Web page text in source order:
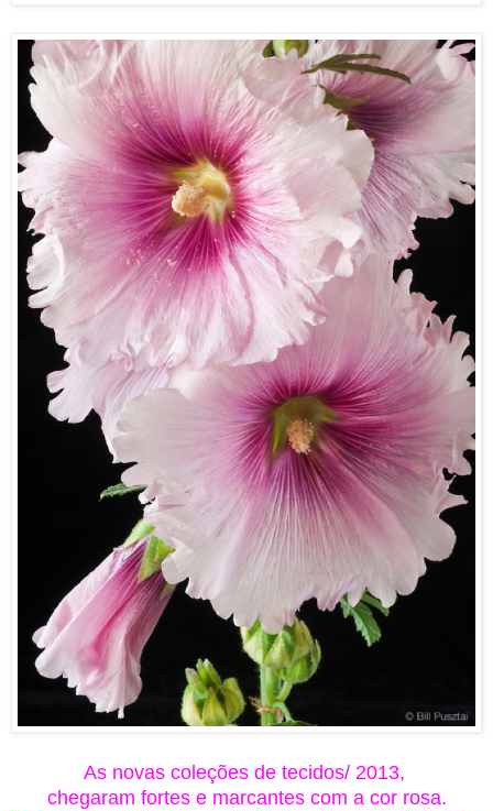
As novas coleções detecidos/ 2013,
chegaram fortes e marcantes com a cor rosa.